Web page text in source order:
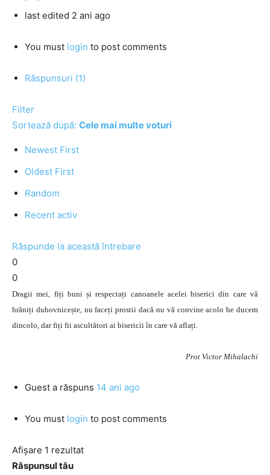
last edited 2 ani ago
You must login to post comments
Răspunsuri (1)
Filter
Sortează după: Cele mai multe voturi
Newest First
Oldest First
Random
Recent activ
Răspunde la această întrebare
0
0
Dragii mei, fiți buni și respectați canoanele acelei biserici din care vă
hrăniți duhovnicește, nu faceți prostii dacă nu vă convine acolo he ducem
dincolo, dar fiți fii ascultători ai bisericii în care vă aflați.
Prot Victor Mihalachi
Guest a răspuns 14 ani ago
You must login to post comments
Afișare 1 rezultat
Răspunsul tău